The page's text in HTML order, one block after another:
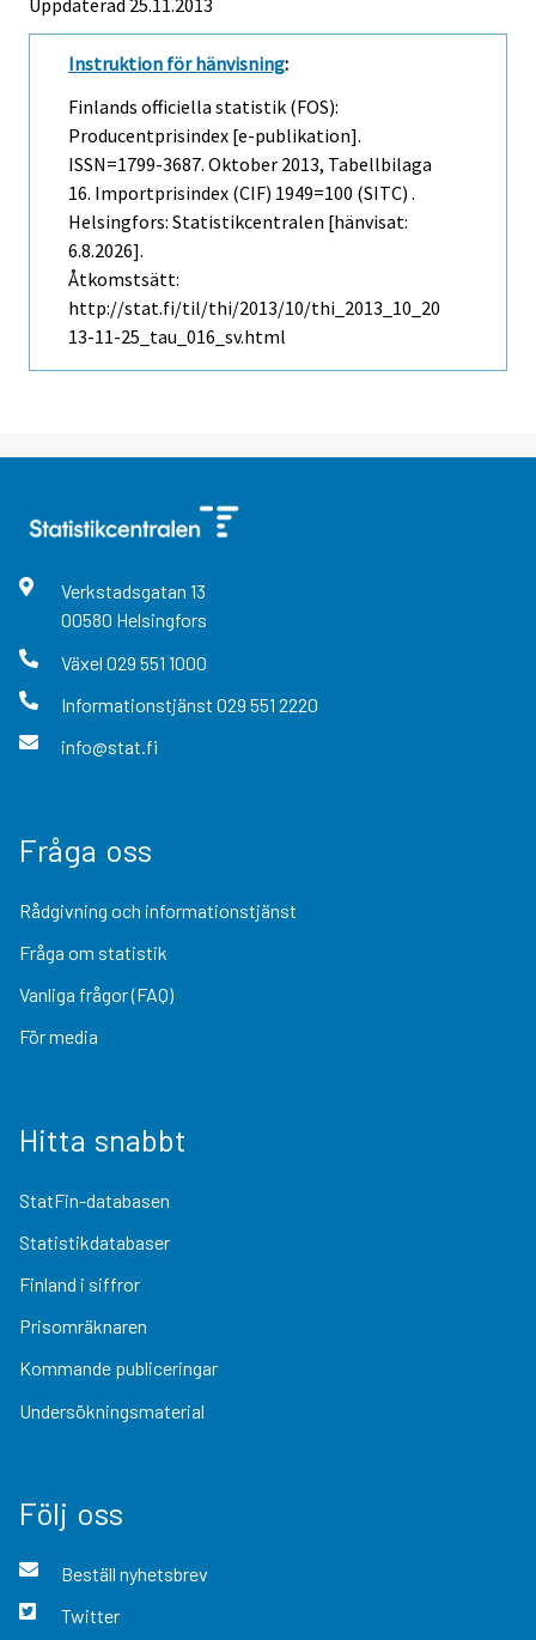
Instruktion för hänvisning:
Finlands officiella statistik (FOS):
Producentprisindex [e-publikation].
ISSN=1799-3687. Oktober 2013, Tabellbilaga
16. Importprisindex (CIF) 1949=100 (SITC) .
Helsingfors: Statistikcentralen [hänvisat:
6.8.2026].
Åtkomstsätt:
http://stat.fi/til/thi/2013/10/thi_2013_10_20
13-11-25_tau_016_sv.html
Verkstadsgatan 13
00580 Helsingfors
Växel 029 551 1000
Informationstjänst 029 551 2220
info@stat.fi
Fråga oss
Rådgivning och informationstjänst
Fråga om statistik
Vanliga frågor (FAQ)
För media
Hitta snabbt
StatFin-databasen
Statistikdatabaser
Finland i siffror
Prisomräknaren
Kommande publiceringar
Undersökningsmaterial
Följ oss
Beställ nyhetsbrev
Twitter